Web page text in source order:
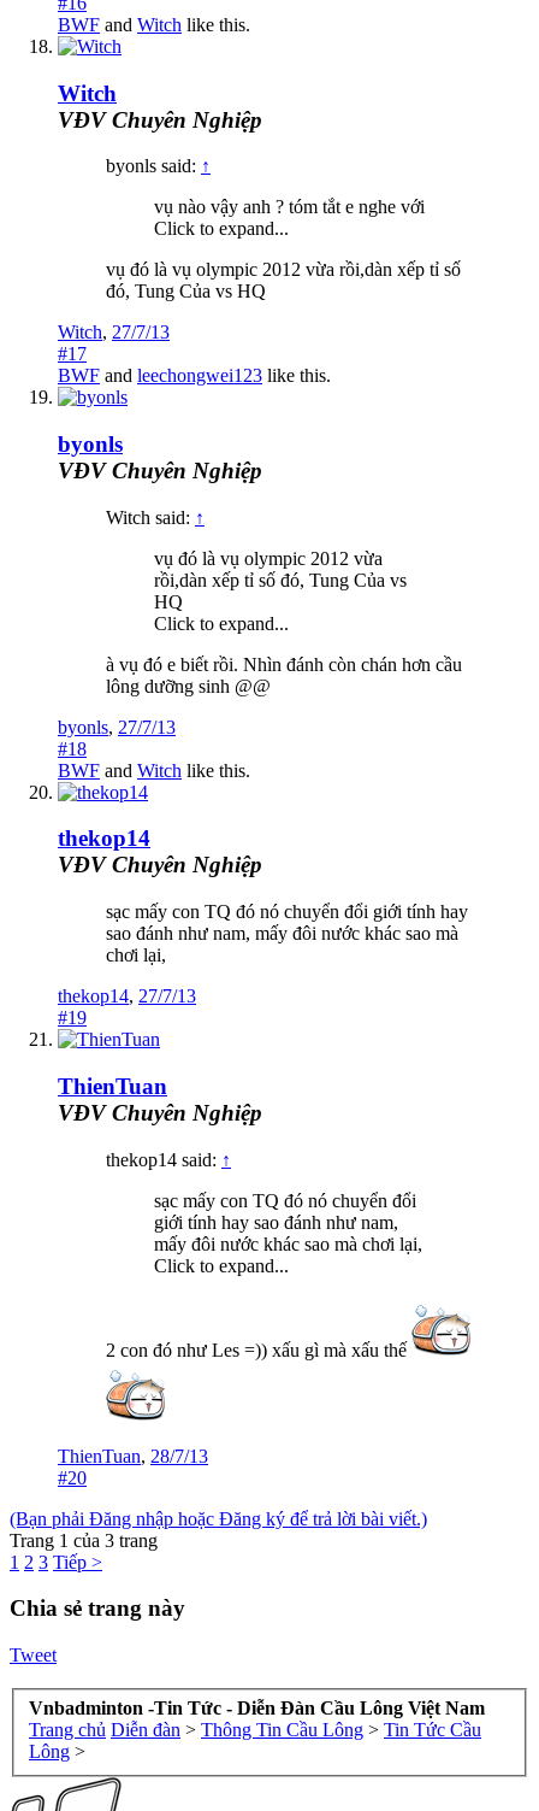
BWF and Witch like this.
Witch
VĐV Chuyên Nghiệp
byonls said: ↑
vụ nào vậy anh ? tóm tắt e nghe với
Click to expand...
vụ đó là vụ olympic 2012 vừa rồi,dàn xếp tỉ số
đó, Tung Của vs HQ
Witch, 27/7/13
#17
BWF and leechongwei123 like this.
byonls
VĐV Chuyên Nghiệp
Witch said: ↑
vụ đó là vụ olympic 2012 vừa
rồi,dàn xếp tỉ số đó, Tung Của vs
HQ
Click to expand...
à vụ đó e biết rồi. Nhìn đánh còn chán hơn cầu
lông dưỡng sinh @@
byonls, 27/7/13
#18
BWF and Witch like this.
thekop14
VĐV Chuyên Nghiệp
sạc mấy con TQ đó nó chuyển đổi giới tính hay
sao đánh như nam, mấy đôi nước khác sao mà
chơi lại,
thekop14, 27/7/13
#19
ThienTuan
VĐV Chuyên Nghiệp
thekop14 said: ↑
sạc mấy con TQ đó nó chuyển đổi
giới tính hay sao đánh như nam,
mấy đôi nước khác sao mà chơi lại,
Click to expand...
2 con đó như Les =)) xấu gì mà xấu thế
ThienTuan, 28/7/13
#20
(Bạn phải Đăng nhập hoặc Đăng ký để trả lời bài viết.)
Trang 1 của 3 trang
1 2 3 Tiếp >
Chia sẻ trang này
Tweet
Vnbadminton -Tin Tức - Diễn Đàn Cầu Lông Việt Nam
Trang chủ Diễn đàn > Thông Tin Cầu Lông > Tin Tức Cầu
Lông >